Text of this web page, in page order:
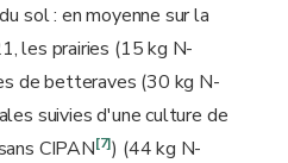
sol : en moyenne sur la
les prairies (15 kg N-
de betteraves (30 kg N-
suivies d'une culture de
CIPAN[7]) (44 kg N-